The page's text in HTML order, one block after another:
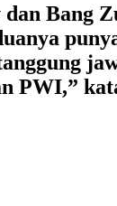
Bang
PWI,”